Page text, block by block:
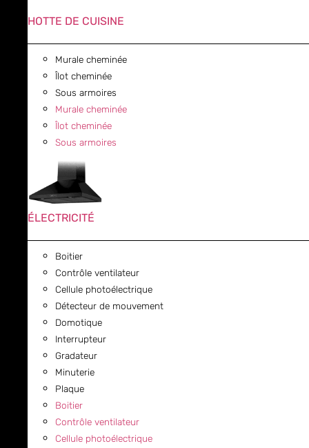
HOTTE DE CUISINE
Murale cheminée
Îlot cheminée
Sous armoires
Murale cheminée
Îlot cheminée
Sous armoires
ÉLECTRICITÉ
Boitier
Contrôle ventilateur
Cellule photoélectrique
Détecteur de mouvement
Domotique
Interrupteur
Gradateur
Minuterie
Plaque
Boitier
Contrôle ventilateur
Cellule photoélectrique